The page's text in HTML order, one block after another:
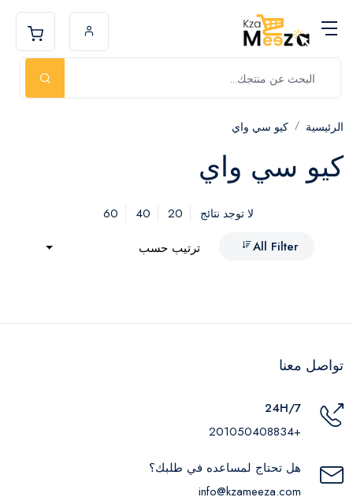
الرئيسية كيو سي واي
كيو سي واي
لا توجد نتائج 20
40
60
All Filter
ترتيب حسب
تواصل معنا
24H/7
+201050408834
هل تحتاج لمساعده في طلبك؟
info@kzameeza.com